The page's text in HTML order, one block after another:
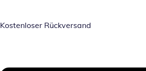
Kostenloser Rückversand